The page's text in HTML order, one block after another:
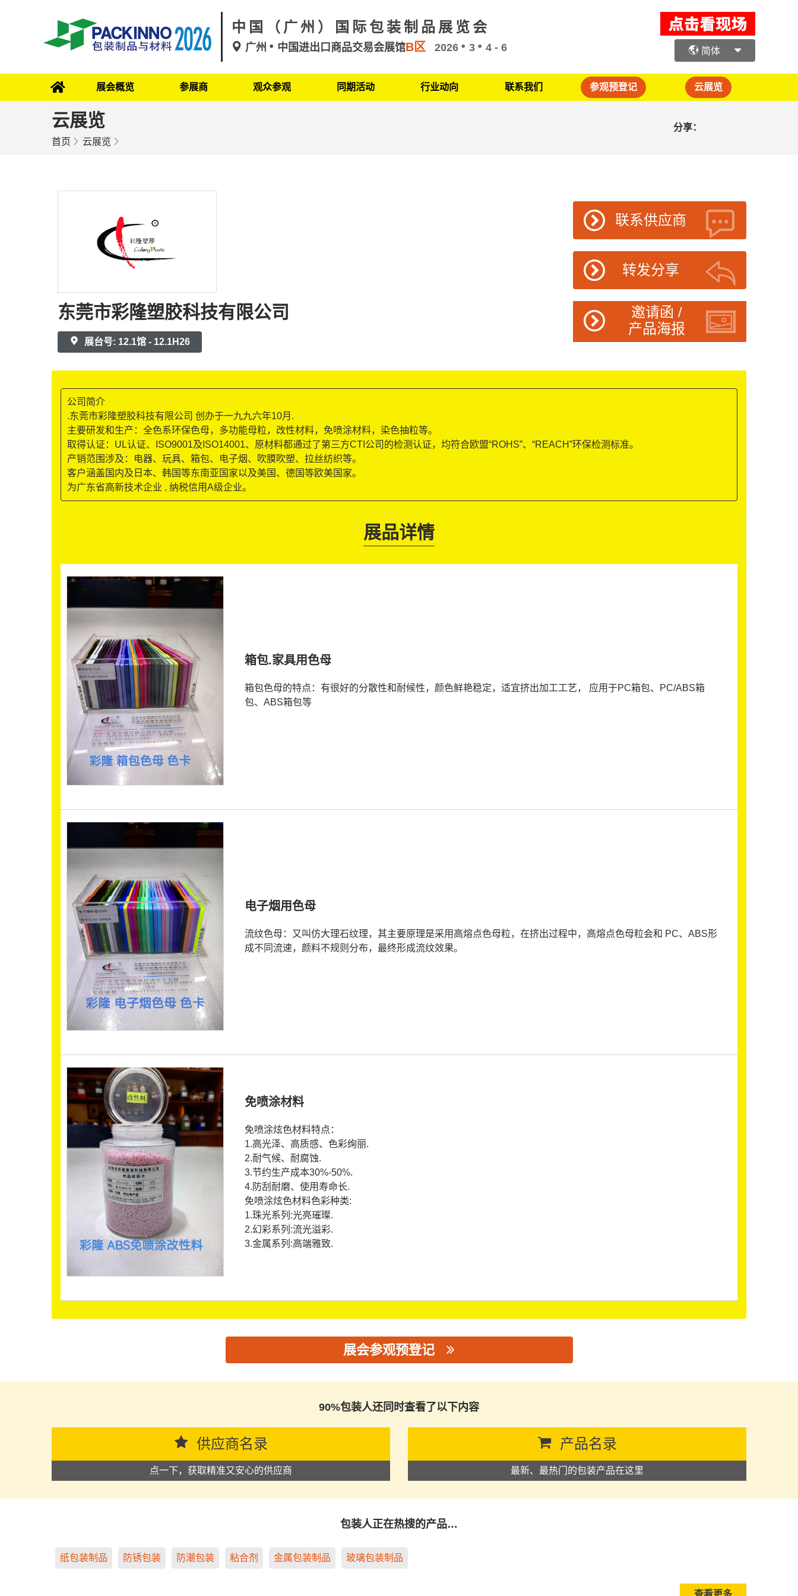
中国（广州）国际包装制品展览会
广州 中国进出口商品交易会展馆B区 2026 3 4 - 6 简体
展会概览 参展商 观众参观 同期活动 行业动向 联系我们 参观预登记 云展览
云展览
首页 云展览
分享：
东莞市彩隆塑胶科技有限公司
展台号: 12.1馆 - 12.1H26
联系供应商
转发分享
邀请函 /
产品海报
公司简介
.东莞市彩隆塑胶科技有限公司 创办于一九九六年10月.
主要研发和生产：全色系环保色母，多功能母粒，改性材料，免喷涂材料，染色抽粒等。
取得认证：UL认证、ISO9001及ISO14001、原材料都通过了第三方CTI公司的检测认证，均符合欧盟“ROHS”、“REACH”环保检测标准。
产销范围涉及：电器、玩具、箱包、电子烟、吹膜吹塑、拉丝纺织等。
客户涵盖国内及日本、韩国等东南亚国家以及美国、德国等欧美国家。
为广东省高新技术企业 , 纳税信用A级企业。
展品详情
箱包.家具用色母
箱包色母的特点：有很好的分散性和耐候性，颜色鲜艳稳定，适宜挤出加工工艺， 应用于PC箱包、PC/ABS箱
包、ABS箱包等
电子烟用色母
流纹色母：又叫仿大理石纹理，其主要原理是采用高熔点色母粒，在挤出过程中，高熔点色母粒会和 PC、ABS形
成不同流速，颜料不规则分布，最终形成流纹效果。
免喷涂材料
免喷涂炫色材料特点：
1.高光泽、高质感、色彩绚丽.
2.耐气候、耐腐蚀.
3.节约生产成本30%-50%.
4.防刮耐磨、使用寿命长.
免喷涂炫色材料色彩种类:
1.珠光系列:光亮璀璨.
2.幻彩系列:流光溢彩.
3.金属系列:高端雅致.
展会参观预登记
90%包装人还同时查看了以下内容
供应商名录
点一下，获取精准又安心的供应商
产品名录
最新、最热门的包装产品在这里
包装人正在热搜的产品…
纸包装制品 防锈包装 防潮包装 粘合剂 金属包装制品 玻璃包装制品
查看更多